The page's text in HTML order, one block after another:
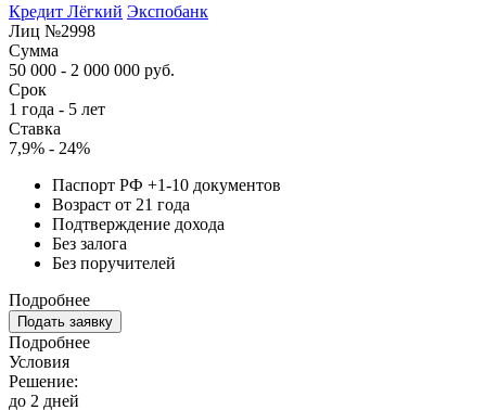
Кредит Лёгкий Экспобанк
Лиц №2998
Сумма
50 000 - 2 000 000 руб.
Срок
1 года - 5 лет
Ставка
7,9% - 24%
Паспорт РФ +1-10 документов
Возраст от 21 года
Подтверждение дохода
Без залога
Без поручителей
Подробнее
Подать заявку
Подробнее
Условия
Решение:
до 2 дней